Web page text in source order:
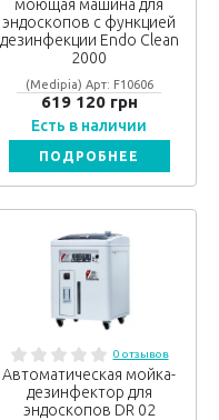
моющая машина для
эндоскопов с функцией
дезинфекции Endo Clean
2000
(Medipia) Арт: F10606
619 120 грн
Есть в наличии
ПОДРОБНЕЕ
0 отзывов
Автоматическая мойка-
дезинфектор для
эндоскопов DR 02